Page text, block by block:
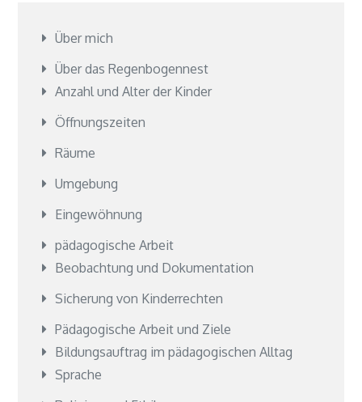
Über mich
Über das Regenbogennest
Anzahl und Alter der Kinder
Öffnungszeiten
Räume
Umgebung
Eingewöhnung
pädagogische Arbeit
Beobachtung und Dokumentation
Sicherung von Kinderrechten
Pädagogische Arbeit und Ziele
Bildungsauftrag im pädagogischen Alltag
Sprache